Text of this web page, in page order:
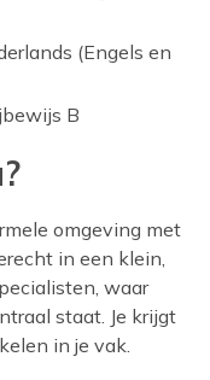
(Engels en
B
omgeving met
in een klein,
waar
staat. Je krijgt
in je vak.